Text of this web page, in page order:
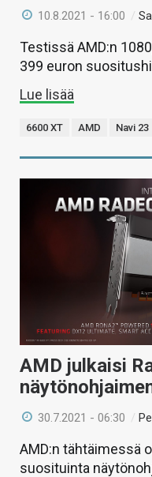
10.8.2021 - 16:00 /
Testissä AMD:n
399 euron
Lue lisää
6600 XT AMD Navi 23
AMD julkaisi
30.7.2021 - 06:30 /
AMD:n tähtäimessä
suosituinta